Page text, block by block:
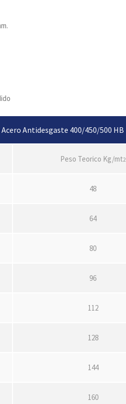
Antidesgaste 400/450/500 HB
Peso Teorico Kg/mt2
48
64
80
96
112
128
144
160